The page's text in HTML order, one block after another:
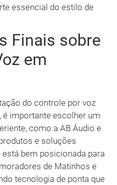
essencial do estilo de
Finais sobre
em
do controle por voz
importante escolher um
como a AB Áudio e
e soluções
bem posicionada para
de Matinhos e
tecnologia de ponta que